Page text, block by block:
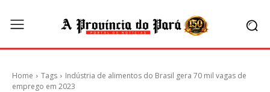
Home Tags
Indústria de alimentos do Brasil gera 70 mil vagas de
emprego em 2023